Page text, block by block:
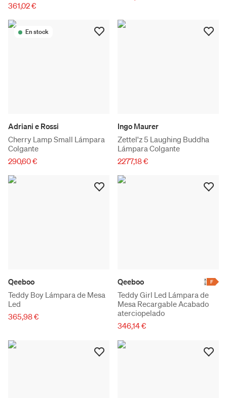
361,02 €
En stock
Adriani e Rossi
Cherry Lamp Small Lámpara
Colgante
290,60 €
Ingo Maurer
Zettel'z 5 Laughing Buddha
Lámpara Colgante
2277,18 €
Qeeboo
Teddy Boy Lámpara de Mesa
Led
365,98 €
Qeeboo
Teddy Girl Led Lámpara de
Mesa Recargable Acabado
aterciopelado
F
346,14 €